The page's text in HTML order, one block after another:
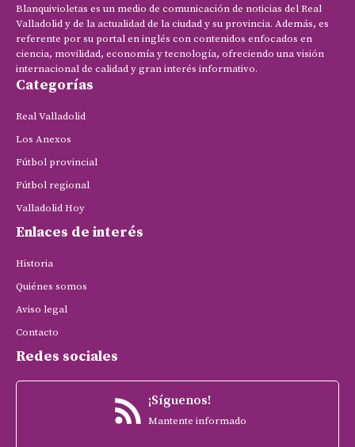
Blanquivioletas es un medio de comunicación de noticias del Real
Valladolid y de la actualidad de la ciudad y su provincia. Además, es
referente por su portal en inglés con contenidos enfocados en
ciencia, movilidad, economía y tecnología, ofreciendo una visión
internacional de calidad y gran interés informativo.
Categorías
Real Valladolid
Los Anexos
Fútbol provincial
Fútbol regional
Valladolid Hoy
Enlaces de interés
Historia
Quiénes somos
Aviso legal
Contacto
Redes sociales
¡Síguenos!
Mantente informado